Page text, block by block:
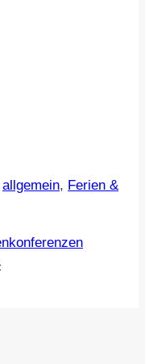
allgemein, Ferien &